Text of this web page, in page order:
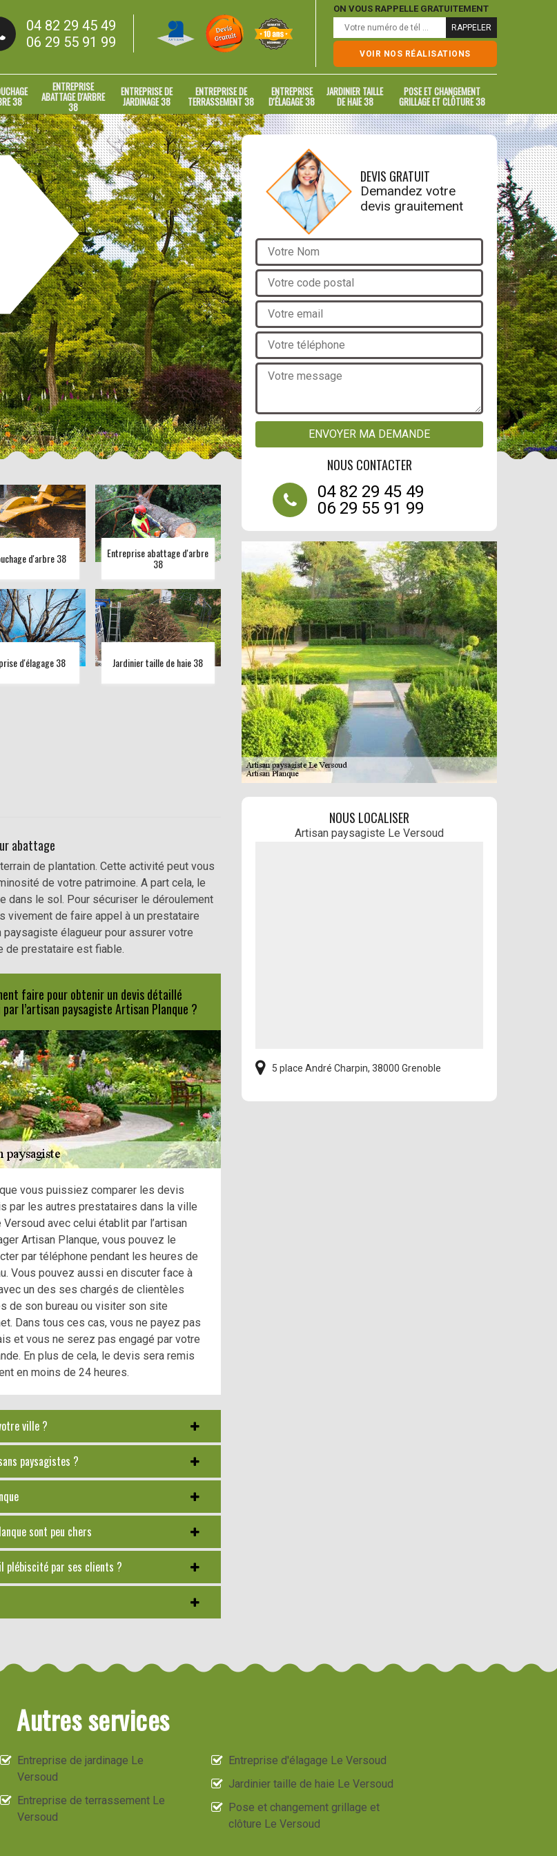
04 82 29 45 49
06 29 55 91 99
ON VOUS RAPPELLE GRATUITEMENT
VOIR NOS RÉALISATIONS
38
ENTREPRISE
ABATTAGE D'ARBRE
38
ENTREPRISE DE
JARDINAGE 38
ENTREPRISE DE
TERRASSEMENT 38
ENTREPRISE
D'ÉLAGAGE 38
JARDINIER TAILLE
DE HAIE 38
POSE ET CHANGEMENT
GRILLAGE ET CLÔTURE 38
d'arbre 38 Entreprise abattage d'arbre
38
d'élagage 38 Jardinier taille de haie 38
abattage
de plantation. Cette activité peut vous
de votre patrimoine. A part cela, le
dans le sol. Pour sécuriser le déroulement
vivement de faire appel à un prestataire
paysagiste élagueur pour assurer votre
de prestataire est fiable.
faire pour obtenir un devis détaillé
l’artisan paysagiste Artisan Planque ?
vous puissiez comparer les devis
par les autres prestataires dans la ville
Versoud avec celui établit par l’artisan
Artisan Planque, vous pouvez le
par téléphone pendant les heures de
Vous pouvez aussi en discuter face à
un des ses chargés de clientèles
de son bureau ou visiter son site
Dans tous ces cas, vous ne payez pas
et vous ne serez pas engagé par votre
En plus de cela, le devis sera remis
en moins de 24 heures.
ville ?
paysagistes ?
sont peu chers
plébiscité par ses clients ?
DEVIS GRATUIT
Demandez votre
devis grauitement
NOUS CONTACTER
04 82 29 45 49
06 29 55 91 99
NOUS LOCALISER
Artisan paysagiste Le Versoud
5 place André Charpin, 38000 Grenoble
Autres services
Entreprise de jardinage Le
Versoud
Entreprise de terrassement Le
Versoud
Entreprise d'élagage Le Versoud
Jardinier taille de haie Le Versoud
Pose et changement grillage et
clôture Le Versoud